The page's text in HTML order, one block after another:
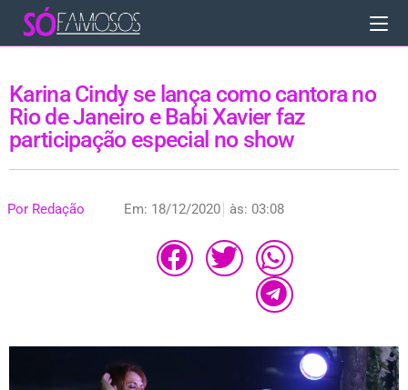
Karina Cindy se lança como cantora no
Rio de Janeiro e Babi Xavier faz
participação especial no show
Por Redação Em: 18/12/2020 às: 03:08